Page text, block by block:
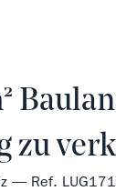
zu
— Ref.